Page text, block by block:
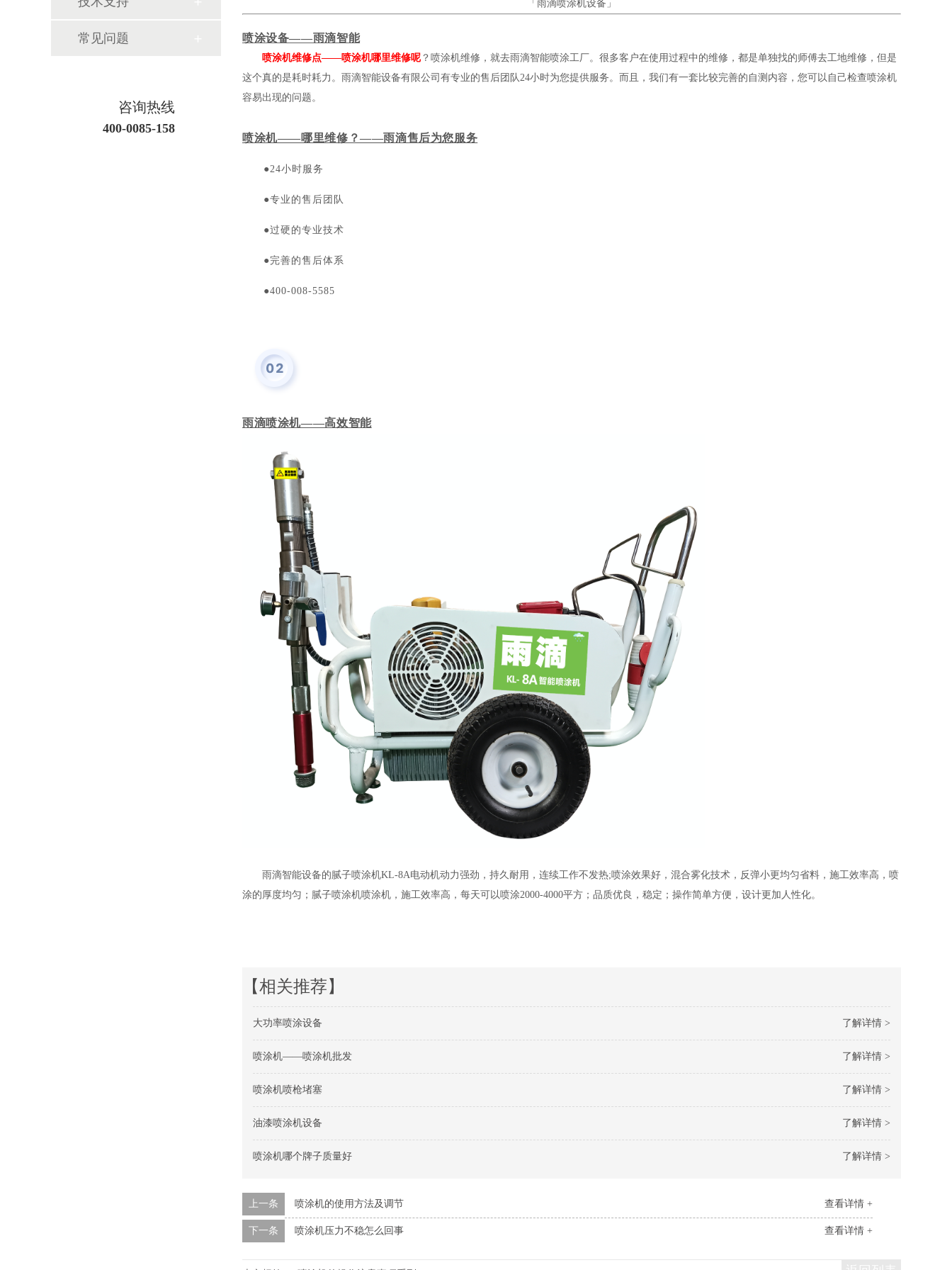
「雨滴喷涂机设备」
喷涂设备——雨滴智能
喷涂机维修点——喷涂机哪里维修呢 ？喷涂机维修，就去雨滴智能喷涂工厂。很多客户在使用过程中的维修，都是单独找的师傅去工地维修，但是
这个真的是耗时耗力。雨滴智能设备有限公司有专业的售后团队24小时为您提供服务。而且，我们有一套比较完善的自测内容，您可以自己检查喷涂机
容易出现的问题。
喷涂机——哪里维修？——雨滴售后为您服务
●24小时服务
●专业的售后团队
●过硬的专业技术
●完善的售后体系
●400-008-5585
雨滴喷涂机——高效智能
雨滴智能设备的腻子喷涂机KL-8A电动机动力强劲 ，持久耐用，连续工作不发热;喷涂效果好，混合雾化技术，反弹小更均匀省料，施工效率高，喷
涂的厚度均匀； 腻子喷涂机喷涂机，施工效率高，每天可以喷涂2000-4000平方； 品质优良，稳定； 操作简单方便，设计更加人性化。
【相关推荐】
了解详情 >
大功率喷涂设备
了解详情 >
喷涂机——喷涂机批发
了解详情 >
喷涂机喷枪堵塞
了解详情 >
油漆喷涂机设备
了解详情 >
喷涂机哪个牌子质量好
查看详情 +
上一条 喷涂机的使用方法及调节
查看详情 +
下一条 喷涂机压力不稳怎么回事
常见问题
咨询热线
400-0085-158